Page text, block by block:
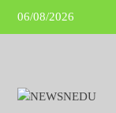
06/08/2026